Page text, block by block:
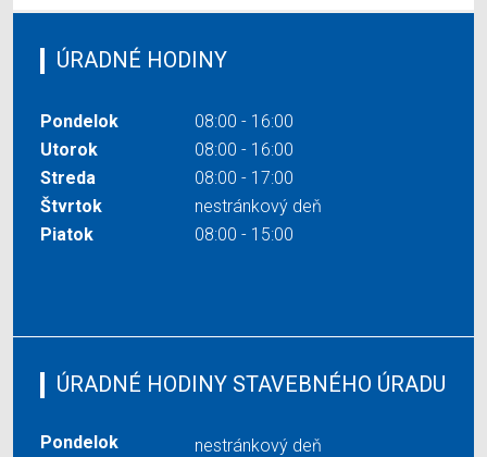
ÚRADNÉ HODINY
Pondelok
08:00 - 16:00
Utorok
08:00 - 16:00
Streda
08:00 - 17:00
Štvrtok
nestránkový deň
Piatok
08:00 - 15:00
ÚRADNÉ HODINY STAVEBNÉHO ÚRADU
Pondelok
nestránkový deň